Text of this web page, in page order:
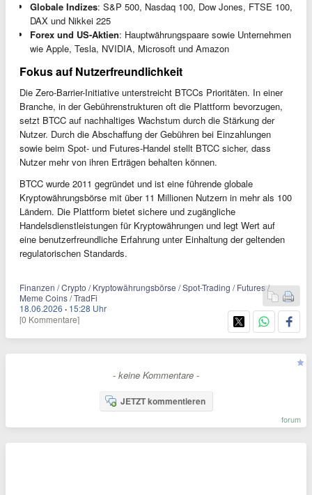
Globale Indizes: S&P 500, Nasdaq 100, Dow Jones, FTSE 100,
DAX und Nikkei 225
Forex und US-Aktien: Hauptwährungspaare sowie Unternehmen
wie Apple, Tesla, NVIDIA, Microsoft und Amazon
Fokus auf Nutzerfreundlichkeit
Die Zero-Barrier-Initiative unterstreicht BTCCs Prioritäten. In einer
Branche, in der Gebührenstrukturen oft die Plattform bevorzugen,
setzt BTCC auf nachhaltiges Wachstum durch die Stärkung der
Nutzer. Durch die Abschaffung der Gebühren bei Einzahlungen
sowie beim Spot- und Futures-Handel stellt BTCC sicher, dass
Nutzer mehr von ihren Erträgen behalten können.
BTCC wurde 2011 gegründet und ist eine führende globale
Kryptowährungsbörse mit über 11 Millionen Nutzern in mehr als 100
Ländern. Die Plattform bietet sichere und zugängliche
Handelsdienstleistungen für Kryptowährungen und legt Wert auf
eine benutzerfreundliche Erfahrung unter Einhaltung der geltenden
regulatorischen Standards.
Finanzen / Crypto / Kryptowährungsbörse / Spot-Trading / Futures /
Meme Coins / TradFi
18.06.2026 · 15:28 Uhr
[0 Kommentare]
- keine Kommentare -
JETZT kommentieren
forum